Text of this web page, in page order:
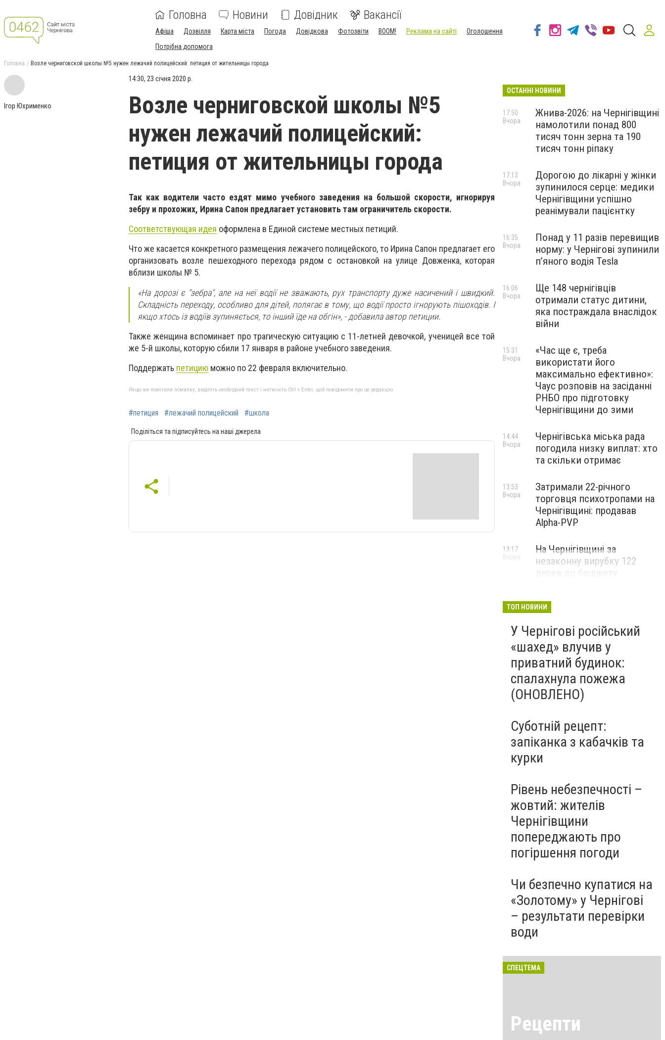
Головна Новини Довідник Вакансії
Афіша Дозвілля Карта міста Погода Довідкова Фотозвіти BOOM! Реклама на сайті
Оголошення
Потрібна допомога
Головна Возле черниговской школы №5 нужен лежачий полицейский: петиция от жительницы города
Ігор Юхрименко
14:30, 23 січня 2020 р.
Возле черниговской школы №5
нужен лежачий полицейский:
петиция от жительницы города
Так как водители часто ездят мимо учебного заведения на большой скорости, игнорируя
зебру и прохожих, Ирина Сапон предлагает установить там ограничитель скорости.
Соответствующая идея оформлена в Единой системе местных петиций.
Что же касается конкретного размещения лежачего полицейского, то Ирина Сапон предлагает его
организовать возле пешеходного перехода рядом с остановкой на улице Довженка, которая
вблизи школы № 5.
«На дорозі є "зебра", але на неї водії не зважають, рух транспорту дуже насичений і швидкий.
Складність переходу, особливо для дітей, полягає в тому, що водії просто ігнорують пішоходів. І
якщо хтось із водіїв зупиняється, то інший їде на обгін», - добавила автор петиции.
Также женщина вспоминает про трагическую ситуацию с 11-летней девочкой, ученицей все той
же 5-й школы, которую сбили 17 января в районе учебного заведения.
Поддержать петицию можно по 22 февраля включительно.
Якщо ви помітили помилку, виділіть необхідний текст і натисніть Ctrl + Enter, щоб повідомити про це редакцію
#петиция #лежачий полицейский #школа
Поділіться та підписуйтесь на наші джерела
ОСТАННІ НОВИНИ
Жнива-2026: на Чернігівщині
намолотили понад 800
тисяч тонн зерна та 190
тисяч тонн ріпаку
17:50
Вчора
Дорогою до лікарні у жінки
зупинилося серце: медики
Чернігівщини успішно
реанімували пацієнтку
17:13
Вчора
Понад у 11 разів перевищив
норму: у Чернігові зупинили
пʼяного водія Tesla
16:35
Вчора
Ще 148 чернігівців
отримали статус дитини,
яка постраждала внаслідок
війни
16:06
Вчора
«Час ще є, треба
використати його
максимально ефективно»:
Чаус розповів на засіданні
РНБО про підготовку
Чернігівщини до зими
15:31
Вчора
Чернігівська міська рада
погодила низку виплат: хто
та скільки отримає
14:44
Вчора
Затримали 22-річного
торговця психотропами на
Чернігівщині: продавав
Alpha-PVP
13:53
Вчора
На Чернігівщині за
незаконну вирубку 122
дерев до бюджету
13:17
Вчора
ТОП НОВИНИ
У Чернігові російський
«шахед» влучив у
приватний будинок:
спалахнула пожежа
(ОНОВЛЕНО)
Суботній рецепт:
запіканка з кабачків та
курки
Рівень небезпечності –
жовтий: жителів
Чернігівщини
попереджають про
погіршення погоди
Чи безпечно купатися на
«Золотому» у Чернігові
– результати перевірки
води
СПЕЦТЕМА
Рецепти